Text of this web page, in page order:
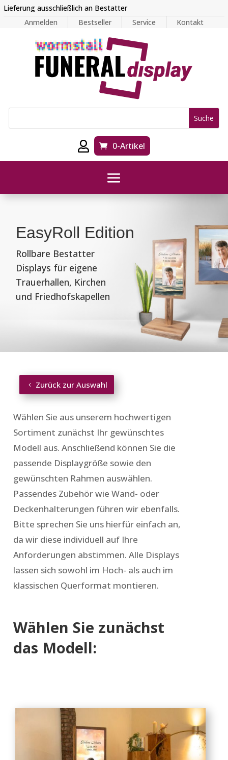
Lieferung ausschließlich an Bestatter
Anmelden
Bestseller Service Kontakt
 0-Artikel
EasyRoll Edition
Rollbare Bestatter
Displays für eigene
Trauerhallen, Kirchen
und Friedhofskapellen
Zurück zur Auswahl
Wählen Sie aus unserem hochwertigen
Sortiment zunächst Ihr gewünschtes
Modell aus. Anschließend können Sie die
passende Displaygröße sowie den
gewünschten Rahmen auswählen.
Passendes Zubehör wie Wand- oder
Deckenhalterungen führen wir ebenfalls.
Bitte sprechen Sie uns hierfür einfach an,
da wir diese individuell auf Ihre
Anforderungen abstimmen. Alle Displays
lassen sich sowohl im Hoch- als auch im
klassischen Querformat montieren.
Wählen Sie zunächst
das Modell: